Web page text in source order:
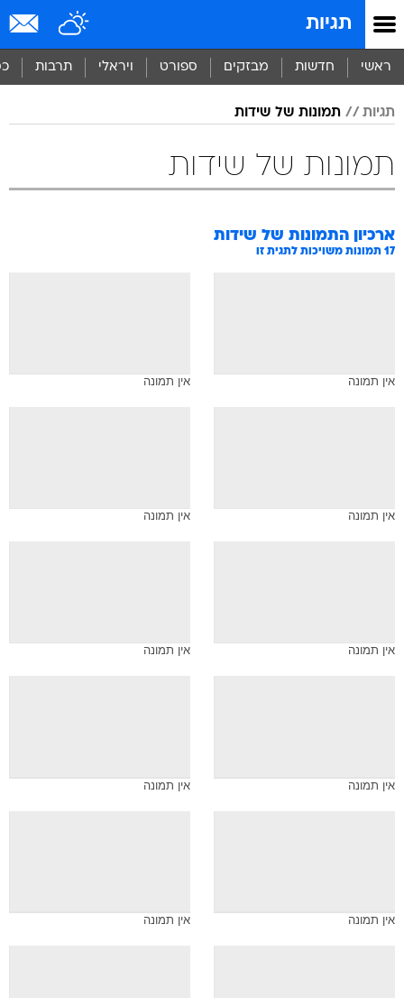
תגיות
ראשי חדשות מבזקים ספורט ויראלי תרבות
תגיות תמונות של שידות
תמונות של שידות
ארכיון התמונות של שידות
17 תמונות משויכות לתגית זו
אין תמונה אין תמונה
אין תמונה אין תמונה
אין תמונה אין תמונה
אין תמונה אין תמונה
אין תמונה אין תמונה